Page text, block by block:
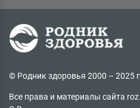
© Родник здоровья 2000 – 2025
Все права и материалы сайта